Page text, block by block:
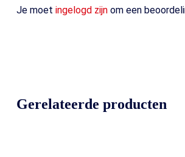
Je moet ingelogd zijnom een
Gerelateerde producten